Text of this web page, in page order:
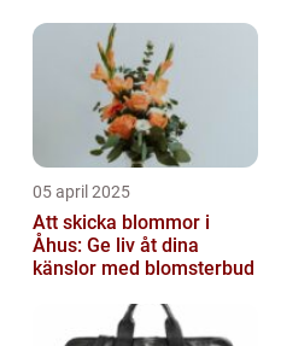
05 april 2025
Att skicka blommor i
Åhus: Ge liv åt dina
känslor med blomsterbud